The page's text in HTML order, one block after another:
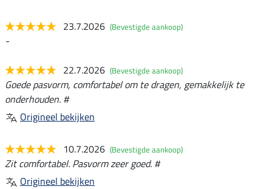
23.7.2026 (Bevestigde aankoop)
-
22.7.2026 (Bevestigde aankoop)
Goede pasvorm, comfortabel om te dragen, gemakkelijk te
onderhouden. #
Origineel bekijken
10.7.2026 (Bevestigde aankoop)
Zit comfortabel. Pasvorm zeer goed. #
Origineel bekijken